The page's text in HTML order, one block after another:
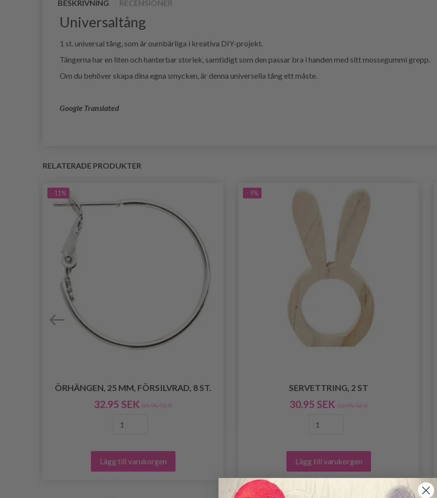
BESKRIVNING RECENSIONER
Universaltång
1 st. universal tång, som är oumbärliga i kreativa DIY-projekt.
Tängerna har en liten och hanterbar storlek, samtidigt som den passar bra i handen med sitt mossegummi grepp.
Om du behöver skapa dina egna smycken, är denna universella tång ett måste.
Google Translated
RELATERADE PRODUKTER
- 11%
ÖRHÄNGEN, 25 MM, FÖRSILVRAD, 8 ST.
32.95 SEK 36.95 SEK
Lägg till varukorgen
- 9%
SERVETTRING, 2 ST
30.95 SEK 33.95 SEK
Lägg till varukorgen